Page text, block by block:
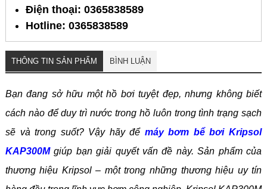
Điện thoại: 0365838589
Hotline: 0365838589
THÔNG TIN SẢN PHẨM BÌNH LUẬN
Bạn đang sở hữu một hồ bơi tuyệt đẹp, nhưng không biết
cách nào để duy trì nước trong hồ luôn trong tình trạng sạch
sẽ và trong suốt? Vậy hãy để máy bơm bể bơi Kripsol
KAP300Mgiúp bạn giải quyết vấn đề này. Sản phẩm của
thương hiệu Kripsol – một trong những thương hiệu uy tín